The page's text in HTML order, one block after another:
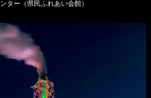
ター（県民ふれあい会館）